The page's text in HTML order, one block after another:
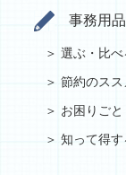
事務用品
選ぶ・比べ
節約のスス
お困りご
知って得